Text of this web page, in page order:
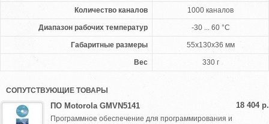
Количество каналов 1000 каналов
Диапазон рабочих температур -30 ... 60 °C
Габаритные размеры 55x130x36 мм
Вес 330 г
СОПУТСТВУЮЩИЕ ТОВАРЫ
18 404 р.
ПО Motorola GMVN5141
Программное обеспечение для программирования и